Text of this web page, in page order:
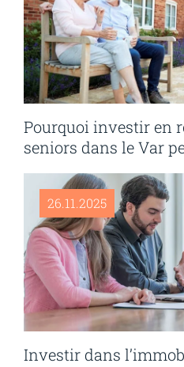
Pourquoi investir en
seniors dans le Var
26.11.2025
Investir dans